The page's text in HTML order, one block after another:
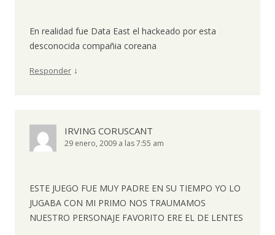
En realidad fue Data East el hackeado por esta
desconocida compañia coreana
Responder ↓
IRVING CORUSCANT
29 enero, 2009 a las 7:55 am
ESTE JUEGO FUE MUY PADRE EN SU TIEMPO YO LO
JUGABA CON MI PRIMO NOS TRAUMAMOS
NUESTRO PERSONAJE FAVORITO ERE EL DE LENTES